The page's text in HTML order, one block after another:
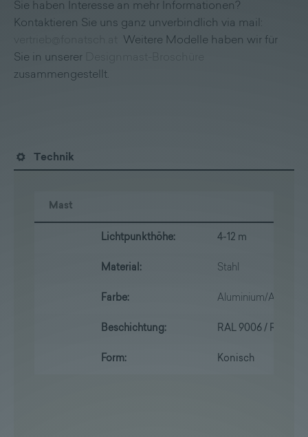
Sie haben Interesse an mehr Informationen?
Kontaktieren Sie uns ganz unverbindlich via mail:
Weitere Modelle haben wir für
Sie in unserer
zusammengestellt.
Technik
Mast
Lichtpunkthöhe: 4-12 m
Material: Stahl
Farbe: Aluminium/Anthrazit
Beschichtung: RAL 9006 / RAL
Form: Konisch